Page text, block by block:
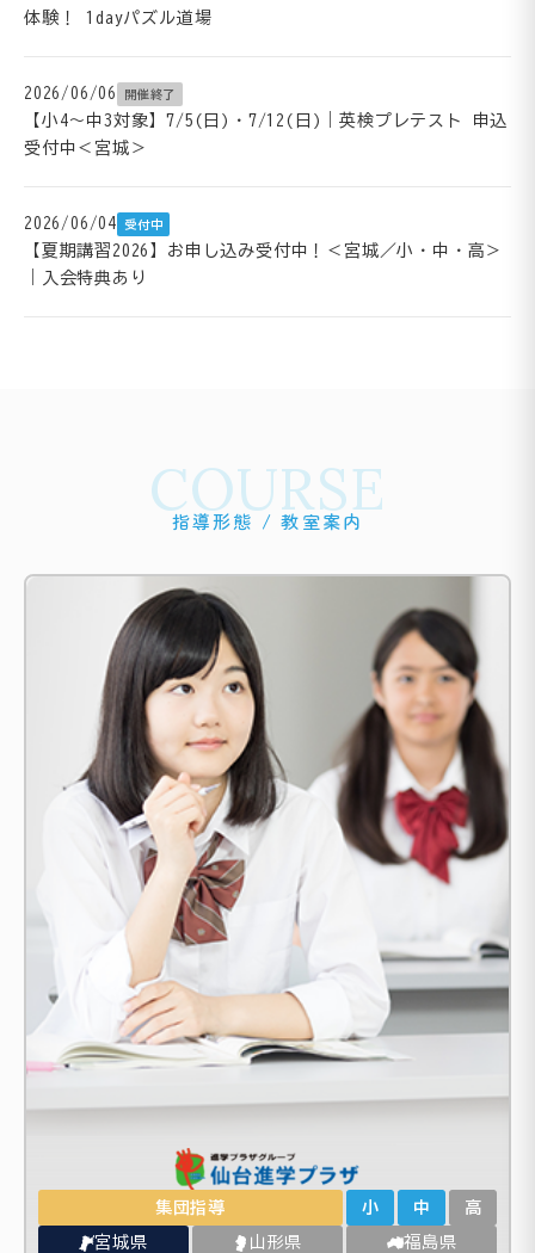
体験！ 1dayパズル道場
2026/06/06 開催終了
【小4～中3対象】7/5(日)・7/12(日)｜英検プレテスト 申込
受付中＜宮城＞
2026/06/04 受付中
【夏期講習2026】お申し込み受付中！＜宮城／小・中・高＞
｜入会特典あり
COURSE
指導形態 / 教室案内
集団指導 小 中 高
宮城県 山形県 福島県